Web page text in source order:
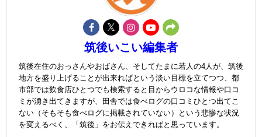
筑後いこい編集者
筑後在住のおっさんやおばさん、そしてたまに若人の4人が、筑後
地方を盛り上げることが出来ればという淡い目標を立てつつ、都
市部では飲食店ひとつでも検索すると目からウロコな情報や口コ
ミが湧き出てきますが、田舎では食べログの口コミひとつ出てこ
ない（そもそも食べログに掲載されていない）という悲惨な状況
を変えるべく、「筑後」をお伝えできればと思っています。